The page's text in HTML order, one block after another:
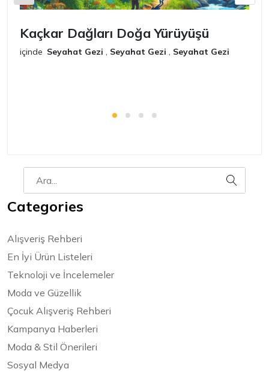
Kaçkar Dağları Doğa Yürüyüşü
içinde Seyahat Gezi , Seyahat Gezi , Seyahat Gezi
Categories
Alışveriş Rehberi
En İyi Ürün Listeleri
Teknoloji ve İncelemeler
Moda ve Güzellik
Çocuk Alışveriş Rehberi
Kampanya Haberleri
Moda & Stil Önerileri
Sosyal Medya